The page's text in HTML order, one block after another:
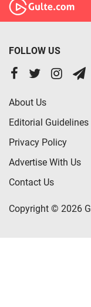
FOLLOW US
About Us
Editorial Guidelines
Privacy Policy
Advertise With Us
Contact Us
Copyright © 2026